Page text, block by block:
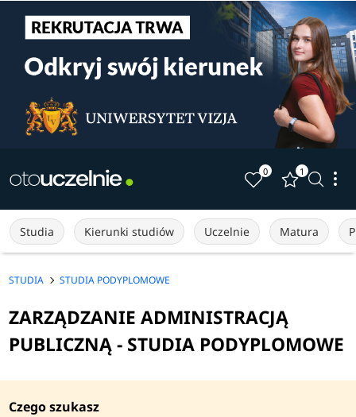
0 1
Studia Kierunki studiów Uczelnie Matura
STUDIA STUDIA PODYPLOMOWE
ZARZĄDZANIE ADMINISTRACJĄ
PUBLICZNĄ - STUDIA PODYPLOMOWE
Czego szukasz